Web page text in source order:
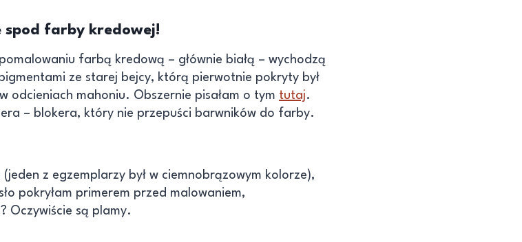
spod farby kredowej!
farbą kredową – głównie białą – wychodzą
ze starej bejcy, którą pierwotnie pokryty był
odcieniach mahoniu. Obszernie pisałam o tym tutaj.
– blokera, który nie przepuści barwników do farby.
(jeden z egzemplarzy był w ciemnobrązowym kolorze),
pokryłam primerem przed malowaniem,
Oczywiście są plamy.